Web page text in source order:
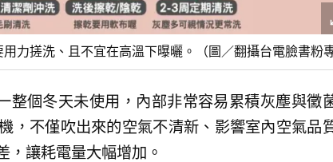
力搓洗、且不宜在高溫下曝曬。（圖／翻攝台電臉書粉專
整個冬天未使用，內部非常容易累積灰塵與黴
，不僅吹出來的空氣不清新、影響室內空氣品
，讓耗電量大幅增加。